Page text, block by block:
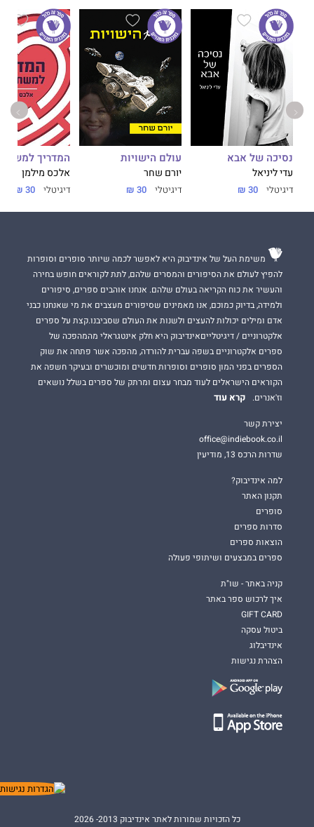
נסיכה של אבא
עדי ליניאל
דיגיטלי 30 ₪
עולם הישויות
יורם שחר
דיגיטלי 30 ₪
המדריך
אלכס מילמן
דיגיטלי 30 ₪
משימת העל של אינדיבוק היא לאפשר לכמה שיותר סופרים וסופרות
להפיץ לעולם את הסיפורים והמסרים שלהם, לתת לקוראים חופש בחירה
והעשיר את כוח הקריאה בעולם שלהם. אנחנו אוהבים ספרים, סיפורים
ולמידה, בדיוק כמוכם, אנו מאמינים שסיפורים מעצבים את מי שאנחנו כבני
אדם ומילים יכולות להעצים ולשנות את העולם שסביבנו.קצת על ספרים
אלקטרוניים / דיגיטלייםאינדיבוק היא חלק אינטגראלי מהמהפכה של
ספרים אלקטרוניים בשפה עברית להורדה, מהפכה אשר פתחה את שוק
הספרים בפני המון סופרים וסופרות חדשים ומוכשרים ובעיקר חשפה את
הקוראים הישראלים לעוד מבחר עצום ומרתק של ספרים בשלל נושאים
וז'אנרים.
קרא עוד
יצירת קשר
office@indiebook.co.il
שדרות הרכס 13, מודיעין
למה אינדיבוק?
תקנון האתר
סופרים
סדרות ספרים
הוצאות ספרים
ספרים במבצעים ושיתופי פעולה
קניה באתר - שו"ת
איך לרכוש ספר באתר
GIFT CARD
ביטול עסקה
אינדיבלוג
הצהרת נגישות
כל הזכויות שמורות לאתר אינדיבוק 2013- 2026